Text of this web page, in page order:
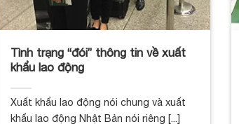
Tình trạng “đói” thông tin về xuất
khẩu lao động
Xuất khẩu lao động nói chung và xuất
khẩu lao động Nhật Bản nói riêng [...]